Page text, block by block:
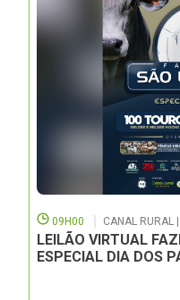
09H00 CANAL RURAL
LEILÃO VIRTUAL
ESPECIAL DIA DOS